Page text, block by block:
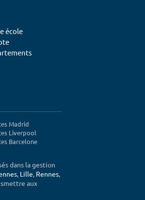
école
Madrid
Liverpool
Barcelone
dans la gestion
, Lille, Rennes,
aux